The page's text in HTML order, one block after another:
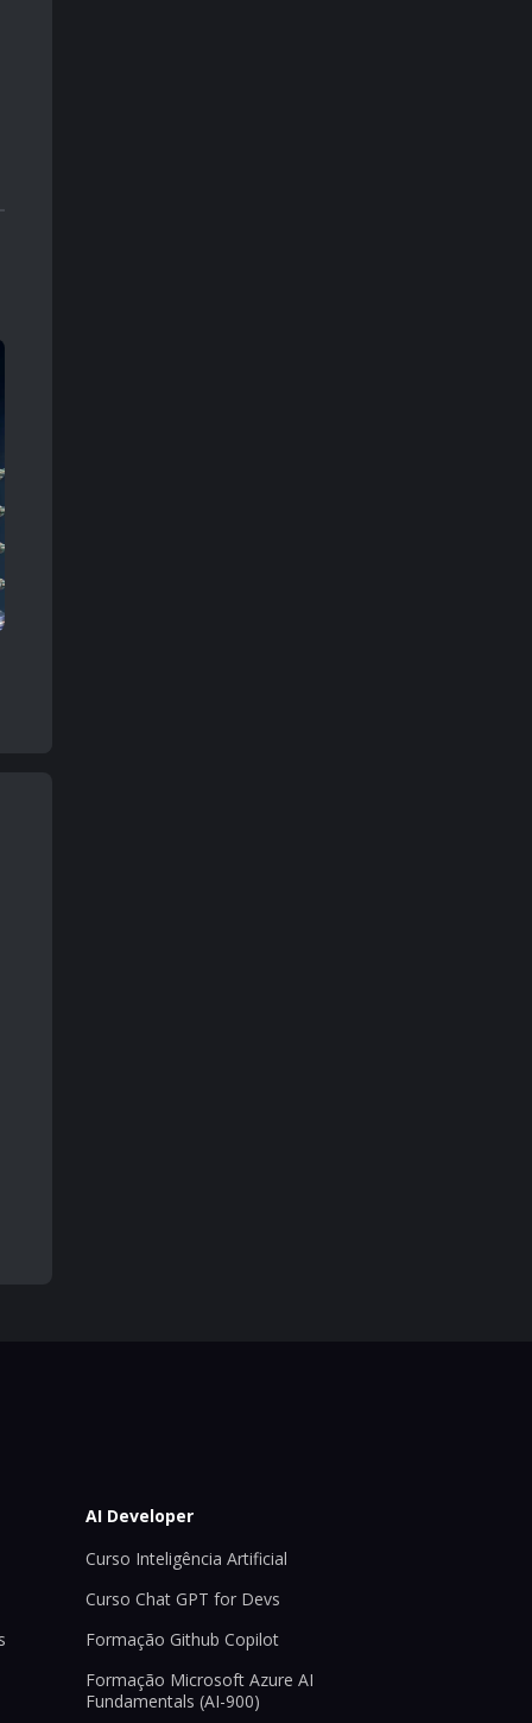
AI Developer
Curso Inteligência Artificial
Curso Chat GPT for Devs
Formação Github Copilot
Formação Microsoft Azure AI
Fundamentals (AI-900)